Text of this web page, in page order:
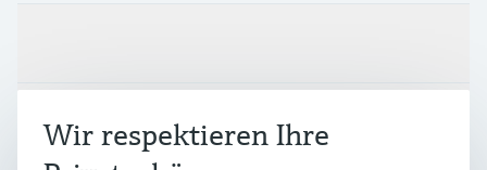
Branchen
Wir respektieren Ihre